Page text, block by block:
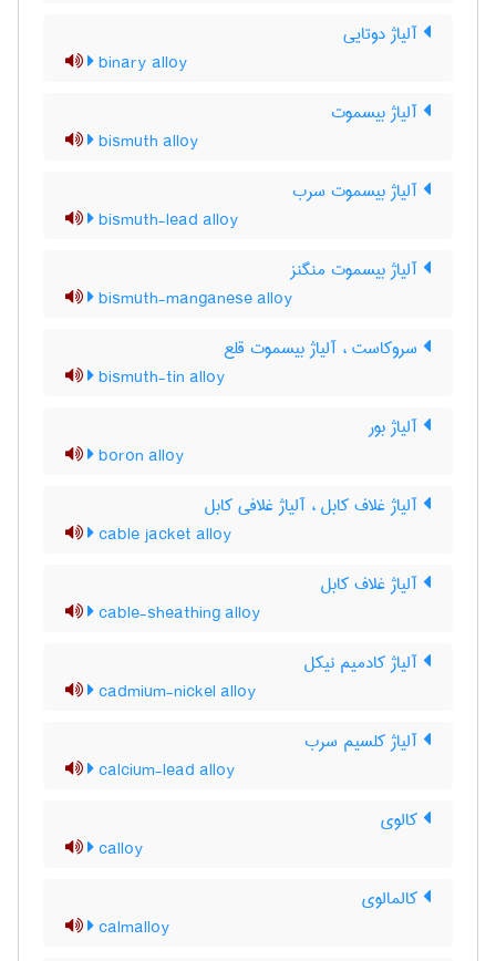
آلیاژ دوتایی
binary alloy
آلیاژ بیسموت
bismuth alloy
آلیاژ بیسموت سرب
bismuth-lead alloy
آلیاژ بیسموت منگنز
bismuth-manganese alloy
سروکاست ، آلیاژ بیسموت قلع
bismuth-tin alloy
آلیاژ بور
boron alloy
آلیاژ غلاف کابل ، آلیاژ غلافی کابل
cable jacket alloy
آلیاژ غلاف کابل
cable-sheathing alloy
آلیاژ کادمیم نیکل
cadmium-nickel alloy
آلیاژ کلسیم سرب
calcium-lead alloy
کالوی
calloy
کالمالوی
calmalloy